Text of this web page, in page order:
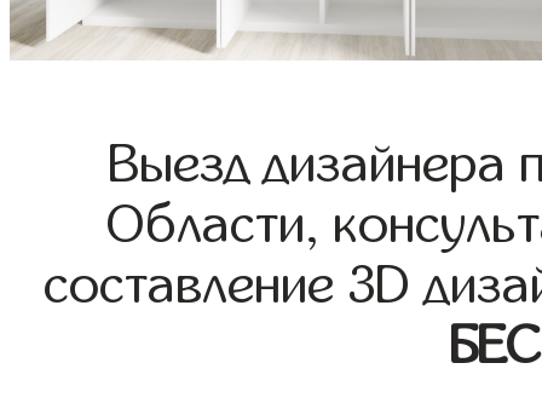
Выезд дизайнера
Области,
составление 3D